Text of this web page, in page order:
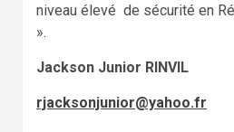
niveau élevé de sécurité en
».
Jackson Junior RINVIL
rjacksonjunior@yahoo.fr